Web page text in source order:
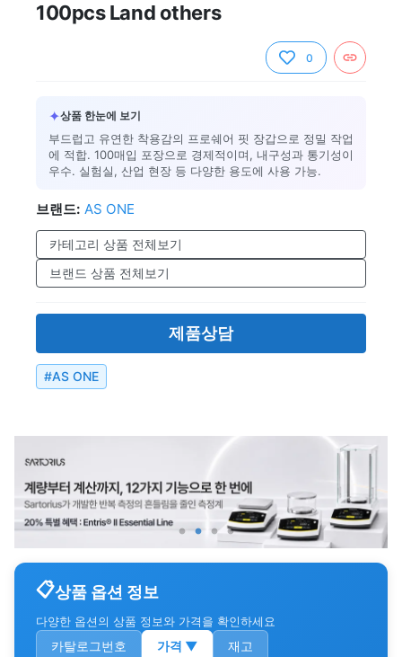
100pcs Land others
0
✦상품 한눈에 보기
부드럽고 유연한 착용감의 프로쉐어 핏 장갑으로 정밀 작업
에 적합. 100매입 포장으로 경제적이며, 내구성과 통기성이
우수. 실험실, 산업 현장 등 다양한 용도에 사용 가능.
브랜드: AS ONE
카테고리 상품 전체보기
브랜드 상품 전체보기
제품상담
#AS ONE
상품 옵션 정보
다양한 옵션의 상품 정보와 가격을 확인하세요
카탈로그번호 가격 ▼ 재고